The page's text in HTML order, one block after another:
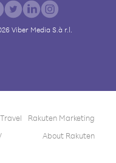
Viber Media S.à r.l.
Rakuten Marketing
About Rakuten